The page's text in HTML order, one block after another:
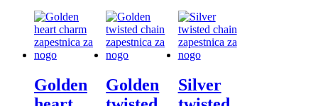
Golden
Golden
Silver